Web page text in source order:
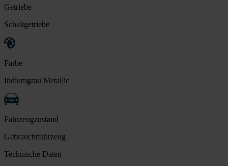
Getriebe
Schaltgetriebe
Farbe
Indiumgrau Metallic
Fahrzeugzustand
Gebrauchtfahrzeug
Technische Daten